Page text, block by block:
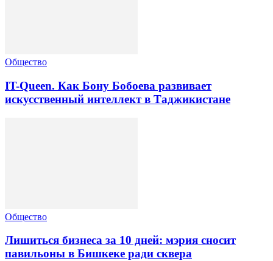
Общество
IT-Queen. Как Бону Бобоева развивает
искусственный интеллект в Таджикистане
Общество
Лишиться бизнеса за 10 дней: мэрия сносит
павильоны в Бишкеке ради сквера